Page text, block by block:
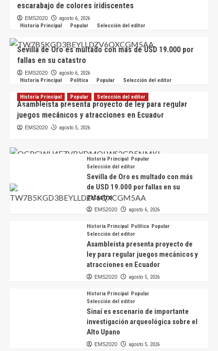
escarabajo de colores iridiscentes
EMS2020
agosto 6, 2026
Historia Principal
Popular Selección del editor
Sevilla de Oro es multado con más de USD 19.000 por
fallas en su catastro
EMS2020
agosto 6, 2026
Historia Principal
Política Popular Selección del editor
Asambleísta presenta proyecto de ley para regular
juegos mecánicos y atracciones en Ecuador
EMS2020 agosto 5, 2026
Historia Principal Popular Selección del editor
Científicos hallan en Ecuador nueva especie de
escarabajo de colores iridiscentes
Historia Principal Popular
Selección del editor
Sevilla de Oro es multado con más
de USD 19.000 por fallas en su
catastro
EMS2020 agosto 6, 2026
Historia Principal Política Popular
Selección del editor
Asambleísta presenta proyecto de
ley para regular juegos mecánicos y
atracciones en Ecuador
EMS2020 agosto 5, 2026
Historia Principal Popular
Selección del editor
Sinaí es escenario de importante
investigación arqueológica sobre el
Alto Upano
EMS2020 agosto 5, 2026